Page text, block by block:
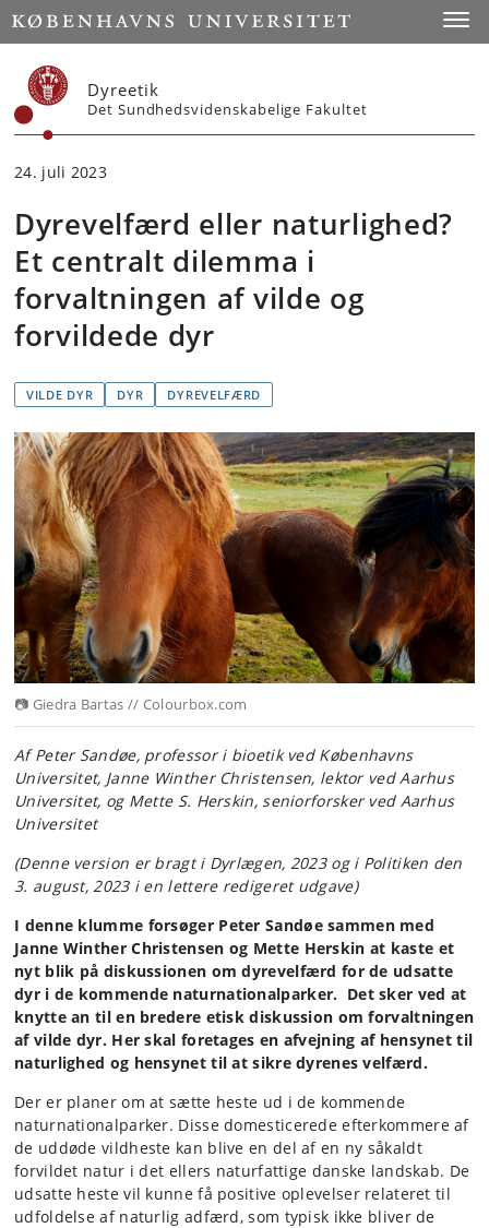
Start
Dyreetik
Det Sundhedsvidenskabelige Fakultet
24. juli 2023
Dyrevelfærd eller naturlighed?
Et centralt dilemma i
forvaltningen af vilde og
forvildede dyr
VILDE DYR DYR DYREVELFÆRD
📷 Giedra Bartas // Colourbox.com
Af Peter Sandøe, professor i bioetik ved Københavns
Universitet, Janne Winther Christensen, lektor ved Aarhus
Universitet, og Mette S. Herskin, seniorforsker ved Aarhus
Universitet
(Denne version er bragt i Dyrlægen, 2023 og i Politiken den
3. august, 2023 i en lettere redigeret udgave)
I denne klumme forsøger Peter Sandøe sammen med
Janne Winther Christensen og Mette Herskin at kaste et
nyt blik på diskussionen om dyrevelfærd for de udsatte
dyr i de kommende naturnationalparker. Det sker ved at
knytte an til en bredere etisk diskussion om forvaltningen
af vilde dyr. Her skal foretages en afvejning af hensynet til
naturlighed og hensynet til at sikre dyrenes velfærd.
Der er planer om at sætte heste ud i de kommende
naturnationalparker. Disse domesticerede efterkommere af
de uddøde vildheste kan blive en del af en ny såkaldt
forvildet natur i det ellers naturfattige danske landskab. De
udsatte heste vil kunne få positive oplevelser relateret til
udfoldelse af naturlig adfærd, som typisk ikke bliver de